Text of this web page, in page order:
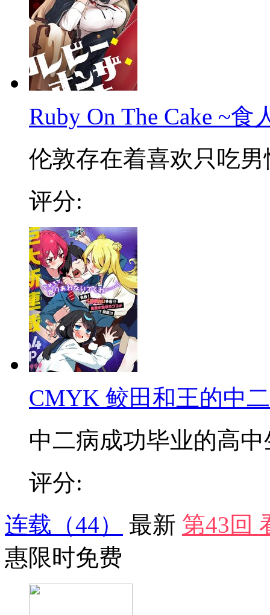
Ruby On The Cake ~食
伦敦存在着喜欢只吃男
评分:
CMYK 鲛田和王的中
中二病成功毕业的高中
评分:
连载 （44） 最新 第43回
惠限时免费